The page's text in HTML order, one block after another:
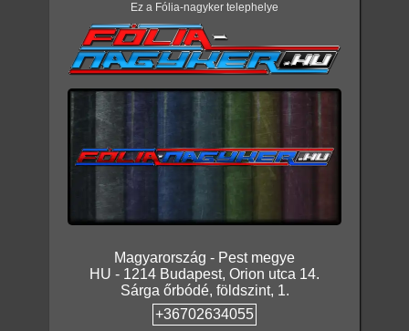
Ez a Fólia-nagyker telephelye
Magyarország - Pest megye
HU - 1214 Budapest, Orion utca 14.
Sárga őrbódé, földszint, 1.
+36702634055